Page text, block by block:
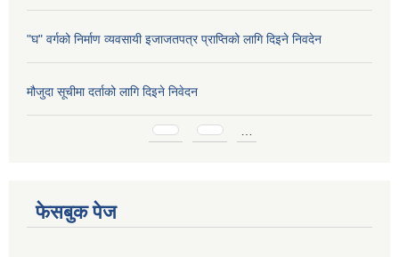
"घ" वर्गको निर्माण व्यवसायी इजाजतपत्र प्राप्तिको लागि दिइने निवदेन
मौजुदा सूचीमा दर्ताको लागि दिइने निवेदन
फेसबुक पेज